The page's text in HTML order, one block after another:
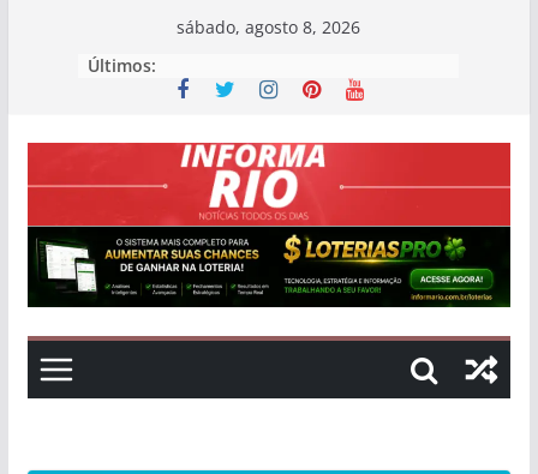
sábado, agosto 8, 2026
Últimos: